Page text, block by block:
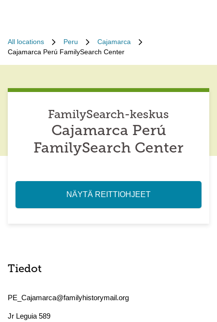
All locations Peru
Cajamarca
Cajamarca Perú FamilySearch Center
FamilySearch-keskus
Cajamarca Perú
FamilySearch Center
NÄYTÄ REITTIOHJEET
Tiedot
PE_Cajamarca@familyhistorymail.org
Jr Leguia 589